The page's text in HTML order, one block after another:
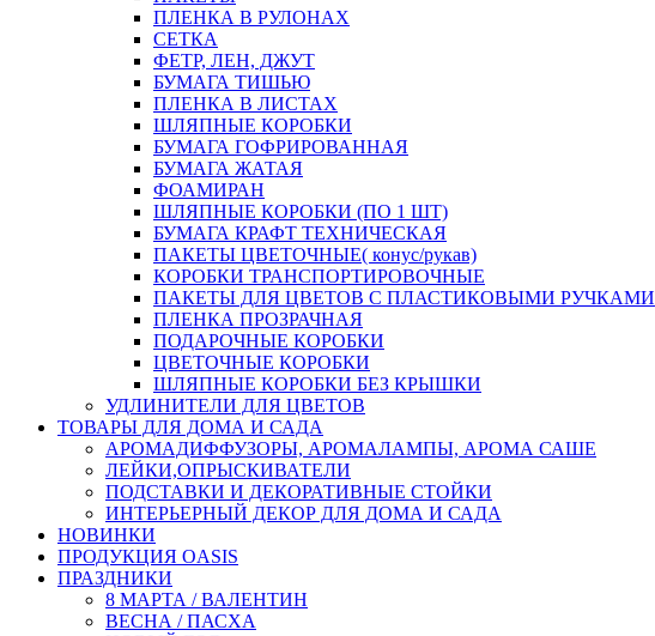
ПЛЕНКА В РУЛОНАХ
СЕТКА
ФЕТР, ЛЕН, ДЖУТ
БУМАГА ТИШЬЮ
ПЛЕНКА В ЛИСТАХ
ШЛЯПНЫЕ КОРОБКИ
БУМАГА ГОФРИРОВАННАЯ
БУМАГА ЖАТАЯ
ФОАМИРАН
ШЛЯПНЫЕ КОРОБКИ (ПО 1 ШТ)
БУМАГА КРАФТ ТЕХНИЧЕСКАЯ
ПАКЕТЫ ЦВЕТОЧНЫЕ( конус/рукав)
КОРОБКИ ТРАНСПОРТИРОВОЧНЫЕ
ПАКЕТЫ ДЛЯ ЦВЕТОВ С ПЛАСТИКОВЫМИ РУЧКАМИ
ПЛЕНКА ПРОЗРАЧНАЯ
ПОДАРОЧНЫЕ КОРОБКИ
ЦВЕТОЧНЫЕ КОРОБКИ
ШЛЯПНЫЕ КОРОБКИ БЕЗ КРЫШКИ
УДЛИНИТЕЛИ ДЛЯ ЦВЕТОВ
ТОВАРЫ ДЛЯ ДОМА И САДА
АРОМАДИФФУЗОРЫ, АРОМАЛАМПЫ, АРОМА САШЕ
ЛЕЙКИ,ОПРЫСКИВАТЕЛИ
ПОДСТАВКИ И ДЕКОРАТИВНЫЕ СТОЙКИ
ИНТЕРЬЕРНЫЙ ДЕКОР ДЛЯ ДОМА И САДА
НОВИНКИ
ПРОДУКЦИЯ OASIS
ПРАЗДНИКИ
8 МАРТА / ВАЛЕНТИН
ВЕСНА / ПАСХА